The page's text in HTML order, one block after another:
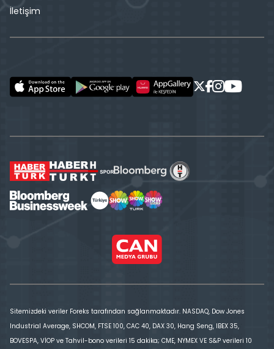
İletişim
Sitemizdeki veriler Foreks tarafından sağlanmaktadır. NASDAQ, Dow Jones
Industrial Average, SHCOM, FTSE 100, CAC 40, DAX 30, Hang Seng, IBEX 35,
BOVESPA, VİOP ve Tahvil-bono verileri 15 dakika; CME, NYMEX VE S&P verileri 10